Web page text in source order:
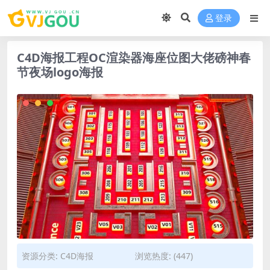
登录
C4D海报工程OC渲染器海座位图大佬磅神春
节夜场logo海报
资源分类: C4D海报 浏览热度: (447)